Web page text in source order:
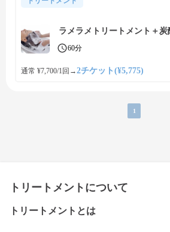
ラメラメトリートメント＋
60分
通常 ¥7,700/1回 →2チケット(¥5,775)
1
トリートメントについて
トリートメントとは